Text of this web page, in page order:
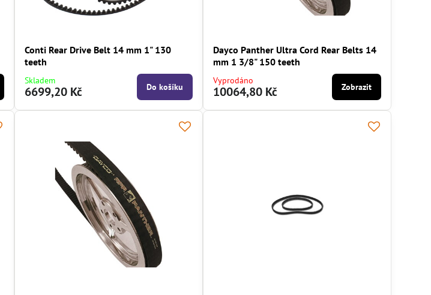
Conti Rear Drive Belt 14 mm 1" 130
teeth
Skladem
6699,20 Kč Do košíku
Dayco Panther Ultra Cord Rear Belts 14
mm 1 3/8" 150 teeth
Vyprodáno
10064,80 Kč Zobrazit